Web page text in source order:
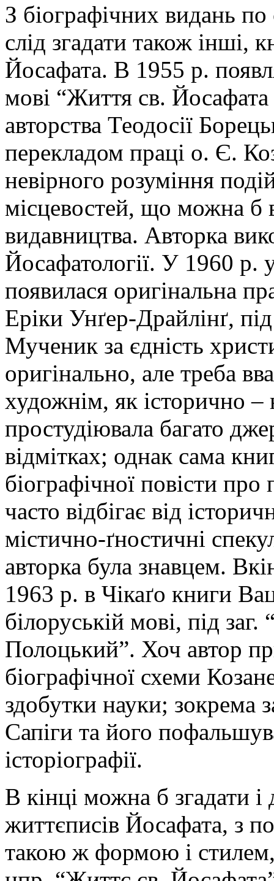
З біографічних видань по
слід згадати також інші,
Йосафата. В 1955 р.
мові “Життя св.
авторства Теодосії
перекладом праці о. Є.
невірного розуміння
місцевостей, що можна б
видавництва. Авторка
Йосафатології. У 1960 р.
появилася оригінальна
Еріки Унґер-Драйлінґ,
Мученик за єдність
оригінально, але треба
художнім, як історично
простудіювала багато
відмітках; однак сама
біографічної повісти
часто відбігає від
містично-ґностичні
авторка була знавцем.
1963 р. в Чікаґо книги
білоруській мові, під
Полоцький”. Хоч автор
біографічної схеми
здобутки науки; зокрема
Сапіги та його
історіографії.
В кінці можна б згадати
життєписів Йосафата, з
такою ж формою і стилем,